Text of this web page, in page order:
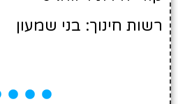
רשות חינוך: בני שמעון